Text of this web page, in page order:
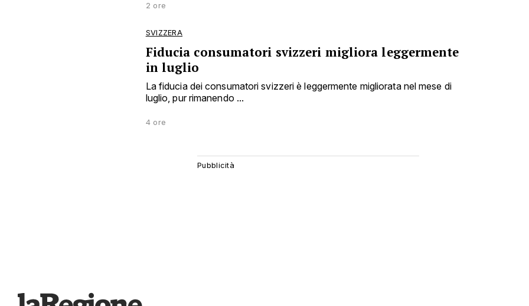
2 ore
SVIZZERA
Fiducia consumatori svizzeri migliora leggermente
in luglio
La fiducia dei consumatori svizzeri è leggermente migliorata nel mese di
luglio, pur rimanendo ...
4 ore